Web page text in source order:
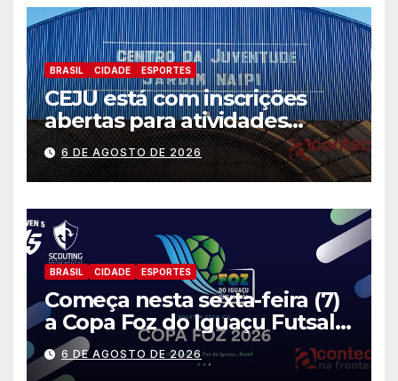
BRASIL CIDADE ESPORTES
CEJU está com inscrições
abertas para atividades
gratuitas
6 DE AGOSTO DE 2026
BRASIL CIDADE ESPORTES
Começa nesta sexta-feira (7)
a Copa Foz do Iguaçu Futsal
2026 com equipes de quatro
países
6 DE AGOSTO DE 2026